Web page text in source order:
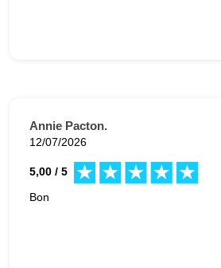
Annie Pacton.
12/07/2026
5,00 / 5
Bon